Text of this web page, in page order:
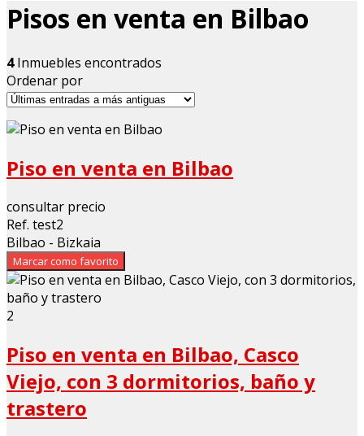
Pisos en venta en Bilbao
4Inmuebles encontrados
Ordenar por
Piso en venta en Bilbao
consultar precio
Ref. test2
Bilbao - Bizkaia
Marcar como favorito
2
Piso en venta en Bilbao, Casco
Viejo, con 3 dormitorios, baño y
trastero